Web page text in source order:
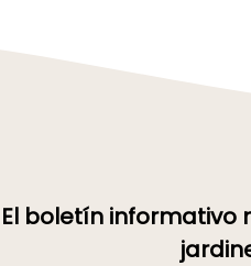
El boletín informativo